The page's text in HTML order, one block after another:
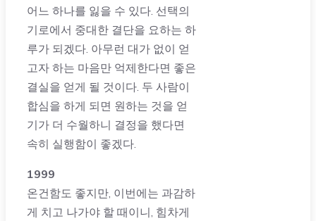
어느 하나를 잃을 수 있다. 선택의
기로에서 중대한 결단을 요하는 하
루가 되겠다. 아무런 대가 없이 얻
고자 하는 마음만 억제한다면 좋은
결실을 얻게 될 것이다. 두 사람이
합심을 하게 되면 원하는 것을 얻
기가 더 수월하니 결정을 했다면
속히 실행함이 좋겠다.
1999
온건함도 좋지만, 이번에는 과감하
게 치고 나가야 할 때이니, 힘차게